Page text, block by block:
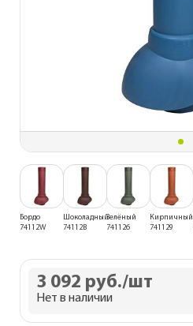
Бордо
74112W
Шоколадный
74112B
Зелёный
741126
Кирпичный
741129
3 092 руб./шт
Нет в наличии